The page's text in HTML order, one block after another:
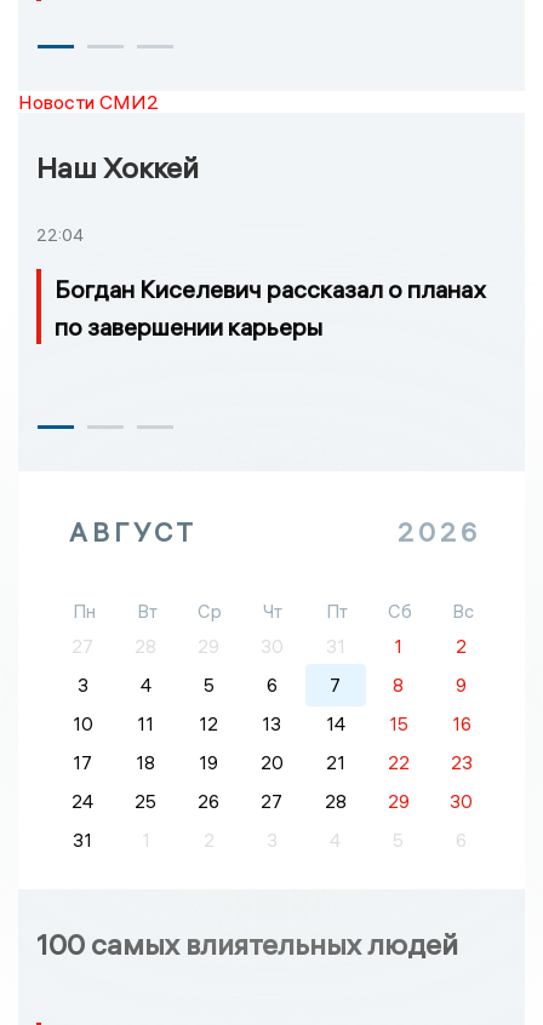
Новости СМИ2
Наш Хоккей
22:04
Богдан Киселевич рассказал о планах
по завершении карьеры
АВГУСТ 2026
Пн Вт Ср Чт Пт Сб
Вс
27
28 29 30 31 1
2
3
4 5 6 7 8
9
10
11 12 13 14 15
16
17
18 19 20 21 22
23
24
25 26 27 28 29
30
31
1 2 3 4 5 6
100 самых влиятельных людей